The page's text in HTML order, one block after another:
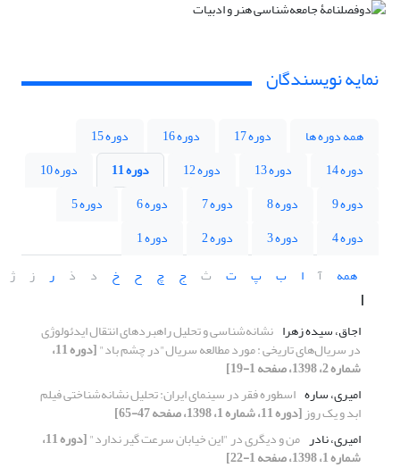
نمایه نویسندگان
همه دوره ها دوره 17 دوره 16
دوره 15
دوره 14
دوره 13 دوره 12 دوره 11
دوره 10
دوره 9
دوره 8 دوره 7 دوره 6
دوره 5
دوره 4
دوره 3 دوره 2
دوره 1
همه
آ ا ب پ ت ث ج چ ح خ د ذ ر ز ژ
ا
اجاق، سیده زهرا نشانه‌شناسی و تحلیل راهبردهای انتقال ایدئولوژی
در سریال‌های تاریخی : مورد مطالعه سریال"در چشم باد" [دوره 11،
شماره 2، 1398، صفحه 1-19]
امیری، ساره اسطوره فقر در سینمای ایران: تحلیل نشانه‌شناختی فیلم
ابد و یک روز[دوره 11، شماره 1، 1398، صفحه 47-65]
امیری، نادر من و دیگری در "این خیابان سرعت گیر ندارد" [دوره 11،
شماره 1، 1398، صفحه 1-22]